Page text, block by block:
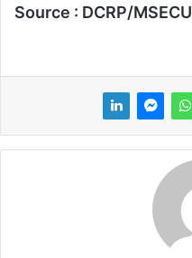
Source : DCRP/MSECU